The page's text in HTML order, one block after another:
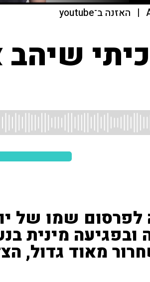
| האזנה ב־youtube
שיהב
שמו של
מינית
מאוד גדול,